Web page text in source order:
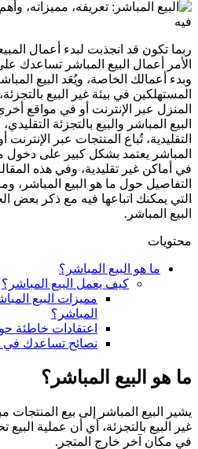
ربما تكون قد انجذبت لبدء أعمال
الأمر أعمال البيع المباشر تساعدك
وبدء أعمالك الخاصة، ويُعَد البيع
المستهلكين في بيئة غير البيع
المنزل عبر الإنترنت أو في مواقع
البيع المباشر والبيع بالتجزئة
التقليدية، تُباع المنتجات عبر
المباشر يعتمد بشكل كبير على دخول
في أماكن غير تقليدية، وفي هذه
التفاصيل حول ما هو البيع المباشر،
التي يمكنك اتباعها فيه مع ذكر بعض
البيع المباشر.
محتويات
ما هو البيع المباشر؟
كيف يعمل البيع المباشر؟
مميزات البيع
المباشر؟
اعتقادات خاطئة
نصائح تساعدك في
ما هو البيع المباشر؟
يشير البيع المباشر إلى بيع
غير البيع بالتجزئة، أي أن عملية
في مكان آخر خارج المتجر.